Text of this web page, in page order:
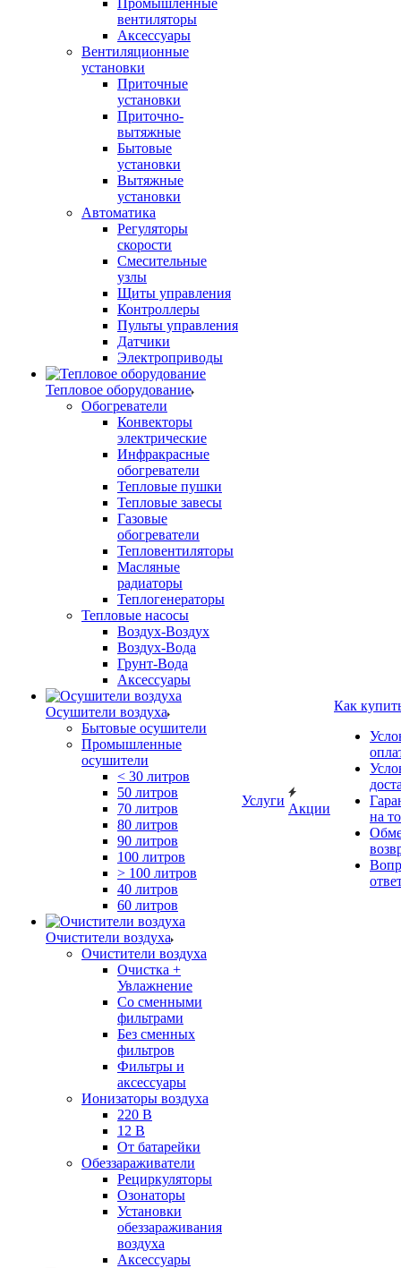
Промышленные
вентиляторы
Аксессуары
Вентиляционные
установки
Приточные
установки
Приточно-
вытяжные
Бытовые
установки
Вытяжные
установки
Автоматика
Регуляторы
скорости
Смесительные
узлы
Щиты управления
Контроллеры
Пульты управления
Датчики
Электроприводы
Тепловое оборудование
Обогреватели
Конвекторы
электрические
Инфракрасные
обогреватели
Тепловые пушки
Тепловые завесы
Газовые
обогреватели
Тепловентиляторы
Масляные
радиаторы
Теплогенераторы
Тепловые насосы
Воздух-Воздух
Воздух-Вода
Грунт-Вода
Аксессуары
Осушители воздуха
Бытовые осушители
Промышленные
осушители
< 30 литров
50 литров
70 литров
80 литров
90 литров
100 литров
> 100 литров
40 литров
60 литров
Очистители воздуха
Очистители воздуха
Очистка +
Увлажнение
Cо сменными
фильтрами
Без сменных
фильтров
Фильтры и
аксессуары
Ионизаторы воздуха
220 В
12 В
От батарейки
Обеззараживатели
Рециркуляторы
Озонаторы
Установки
обеззараживания
воздуха
Аксессуары
Услуги
Акции
Как
на